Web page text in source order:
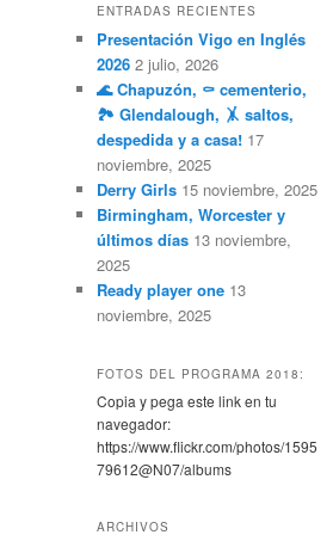
ENTRADAS RECIENTES
Presentación Vigo en Inglés
2026 2 julio, 2026
🌊 Chapuzón, ⚰️ cementerio,
🏞️ Glendalough, 🤸 saltos,
despedida y a casa! 17
noviembre, 2025
Derry Girls 15 noviembre, 2025
Birmingham, Worcester y
últimos días 13 noviembre,
2025
Ready player one 13
noviembre, 2025
FOTOS DEL PROGRAMA 2018:
Copia y pega este link en tu
navegador:
https://www.flickr.com/photos/1595
79612@N07/albums
ARCHIVOS